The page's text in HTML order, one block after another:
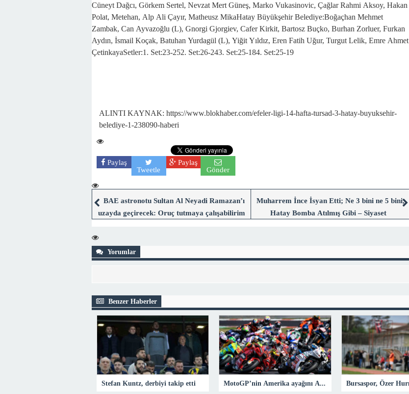
Cüneyt Dağcı, Görkem Sertel, Nevzat Mert Güneş, Marko Vukasinovic, Çağlar Rahmi Aksoy, Hakan
Polat, Metehan, Alp Ali Çayır, Matheusz MikaHatay Büyükşehir Belediye:Boğaçhan Mehmet
Zambak, Can Ayvazoğlu (L), Gnorgi Gjorgiev, Cafer Kirkit, Bartosz Buçko, Burhan Zorluer, Furkan
Aydın, İsmail Koçak, Batuhan Yurdagül (L), Yiğit Yıldız, Eren Fatih Uğur, Turgut Lelik, Emre Ahmet
ÇetinkayaSetler:1. Set:23-252. Set:26-243. Set:25-184. Set:25-19
ALINTI KAYNAK: https://www.blokhaber.com/efeler-ligi-14-hafta-tursad-3-hatay-buyuksehir-
belediye-1-238090-haberi
Paylaş
Tweetle
Paylaş
Gönder
BAE astronotu Sultan Al Neyadi Ramazan’ı
uzayda geçirecek: Oruç tutmaya çalışabilirim
Muharrem İnce İsyan Etti; Ne 3 bini ne 5 bini,
Hatay Bomba Atılmış Gibi – Siyaset
Yorumlar
Benzer Haberler
Stefan Kuntz, derbiyi takip etti MotoGP’nin Amerika ayağını Alex Rins kazandı